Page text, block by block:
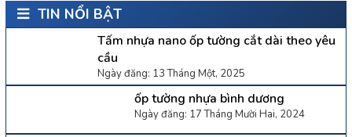
TIN NỔI BẬT
Tấm nhựa nano ốp tường cắt dài theo yêu
cầu
Ngày đăng: 13 Tháng Một, 2025
ốp tường nhựa bình dương
Ngày đăng: 17 Tháng Mười Hai, 2024